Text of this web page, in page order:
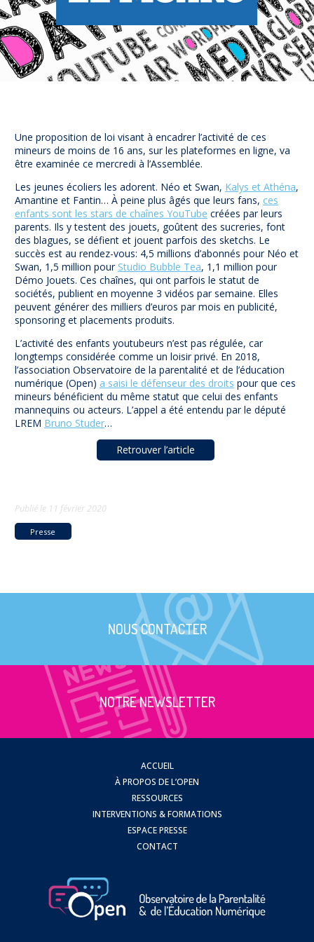
NUAJE : NUmérique et Appropriation par la Jeunesse
Parents Sentinelles des écrans
Pari Risqué : Prévenir l’addiction aux jeux d’argent en
ligne
Espace presse
Une proposition de loi visant à encadrer l’activité de ces
mineurs de moins de 16 ans, sur les plateformes en ligne, va
être examinée ce mercredi à l’Assemblée.
Les jeunes écoliers les adorent. Néo et Swan, Kalys et Athéna,
Amantine et Fantin… À peine plus âgés que leurs fans, ces
enfants sont les stars de chaînes YouTube créées par leurs
parents. Ils y testent des jouets, goûtent des sucreries, font
des blagues, se défient et jouent parfois des sketchs. Le
succès est au rendez-vous: 4,5 millions d’abonnés pour Néo et
Swan, 1,5 million pour Studio Bubble Tea, 1,1 million pour
Démo Jouets. Ces chaînes, qui ont parfois le statut de
sociétés, publient en moyenne 3 vidéos par semaine. Elles
peuvent générer des milliers d’euros par mois en publicité,
sponsoring et placements produits.
L’activité des enfants youtubeurs n’est pas régulée, car
longtemps considérée comme un loisir privé. En 2018,
l’association Observatoire de la parentalité et de l’éducation
numérique (Open) a saisi le défenseur des droits pour que ces
mineurs bénéficient du même statut que celui des enfants
mannequins ou acteurs. L’appel a été entendu par le député
LREM Bruno Studer…
Retrouver l’article
Publié le 11 février 2020
Presse
NOUS CONTACTER
NOTRE NEWSLETTER
ACCUEIL
À PROPOS DE L’OPEN
RESSOURCES
INTERVENTIONS & FORMATIONS
ESPACE PRESSE
CONTACT